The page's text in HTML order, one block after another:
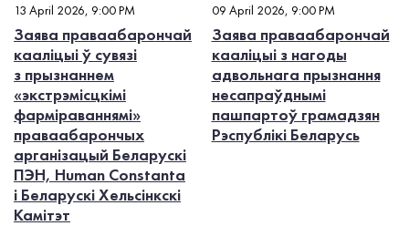
13 April 2026, 9:00 PM
Заява праваабарончай
кааліцыі ў сувязі
з прызнаннем
«экстрэмісцкімі
фарміраваннямі»
праваабарончых
арганізацый Беларускі
ПЭН, Human Constanta
і Беларускі Хельсінкскі
Камітэт
09 April 2026, 9:00 PM
Заява праваабарончай
кааліцыі з нагоды
адвольнага прызнання
несапраўднымі
пашпартоў грамадзян
Рэспублікі Беларусь